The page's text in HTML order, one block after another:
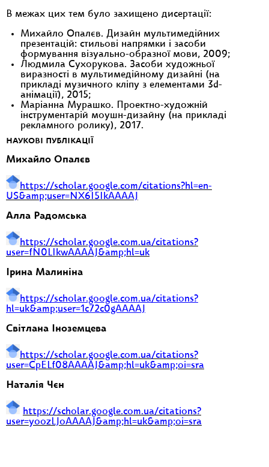
В межах цих тем було захищено дисертації:
Михайло Опалєв. Дизайн мультимедійних
презентацій: стильові напрямки і засоби
формування візуально-образної мови, 2009;
Людмила Сухорукова. Засоби художньої
виразності в мультимедійному дизайні (на
прикладі музичного кліпу з елементами 3d-
анімації), 2015;
Маріанна Мурашко. Проектно-художній
інструментарій моушн-дизайну (на прикладі
рекламного ролику), 2017.
НАУКОВІ ПУБЛІКАЦІЇ
Михайло Опалєв
https://scholar.google.com/citations?hl=en-
US&amp;user=NX6I5IkAAAAJ
Алла Радомська
https://scholar.google.com.ua/citations?
user=fN0LIkwAAAAJ&amp;hl=uk
Ірина Малиніна
https://scholar.google.com.ua/citations?
hl=uk&amp;user=1c72c0gAAAAJ
Світлана Іноземцева
https://scholar.google.com.ua/citations?
user=CpELf08AAAAJ&amp;hl=uk&amp;oi=sra
Наталія Чєн
https://scholar.google.com.ua/citations?
user=yoozLJoAAAAJ&amp;hl=uk&amp;oi=sra